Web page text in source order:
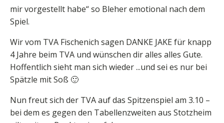
mir vorgestellt habe“ so Bleher emotional nach dem
Spiel.
Wir vom TVA Fischenich sagen DANKE JAKE für knapp
4 Jahre beim TVA und wünschen dir alles alles Gute.
Hoffentlich sieht man sich wieder ...und sei es nur bei
Spätzle mit Soß 🙂
Nun freut sich der TVA auf das Spitzenspiel am 3.10 –
bei dem es gegen den Tabellenzweiten aus Stotzheim